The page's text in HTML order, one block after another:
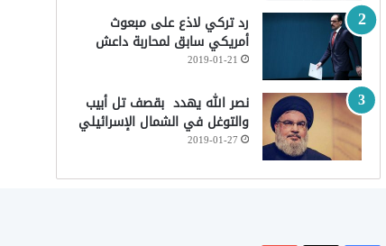
رد تركي لاذع على مبعوث
أمريكي سابق لمحاربة داعش
2019-01-21
نصر الله يهدد بقصف تل أبيب
والتوغل في الشمال الإسرائيلي
2019-01-27